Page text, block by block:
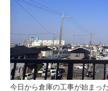
今日から倉庫の工事が始まった